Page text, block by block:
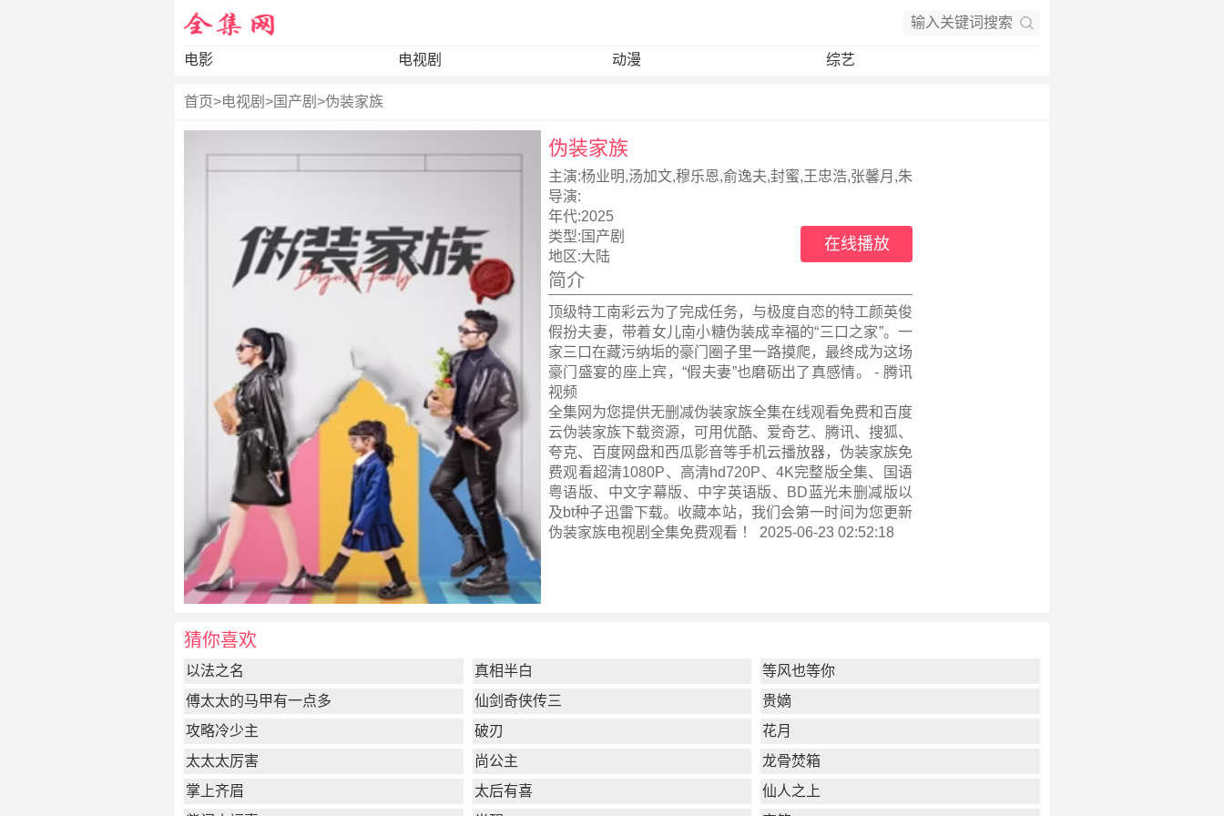
电影 电视剧 动漫 综艺
首页>电视剧 >国产剧 >伪装家族
伪装家族
主演:杨业明,汤加文,穆乐恩,俞逸夫,封蜜,王忠浩,张馨月,朱
宏,范奕泽
导演:
年代:2025
类型: 国产剧
地区:大陆
在线播放
简介
顶级特工南彩云为了完成任务，与极度自恋的特工颜英俊
假扮夫妻，带着女儿南小糖伪装成幸福的“三口之家”。一
家三口在藏污纳垢的豪门圈子里一路摸爬，最终成为这场
豪门盛宴的座上宾，“假夫妻”也磨砺出了真感情。 - 腾讯
视频
全集网为您提供无删减伪装家族全集在线观看免费和百度
云伪装家族下载资源，可用优酷、爱奇艺、腾讯、搜狐、
夸克、百度网盘和西瓜影音等手机云播放器，伪装家族免
费观看超清1080P、高清hd720P、4K完整版全集、国语
粤语版、中文字幕版、中字英语版、BD蓝光未删减版以
及bt种子迅雷下载。收藏本站，我们会第一时间为您更新
伪装家族电视剧全集免费观看 ！ 2025-06-23 02:52:18
猜你喜欢
以法之名 真相半白
等风也等你
傅太太的马甲有一点多
仙剑奇侠传三
贵嫡
攻略冷少主
破刃
花月
太太太厉害
尚公主
龙骨焚箱
掌上齐眉
太后有喜
仙人之上